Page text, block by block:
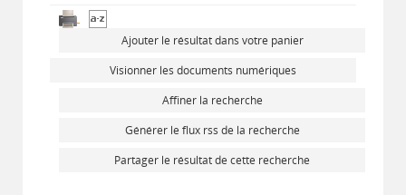
Ajouter le résultat dans votre panier
Visionner les documents numériques
Affiner la recherche
Générer le flux rss de la recherche
Partager le résultat de cette recherche